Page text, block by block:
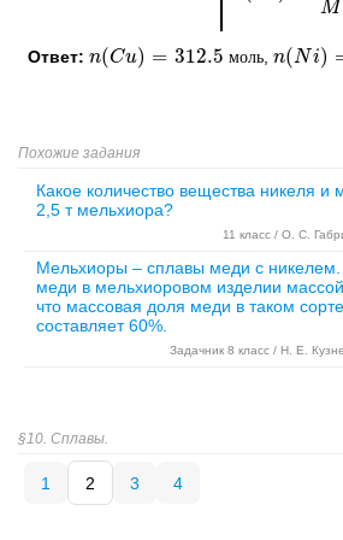
Ответ: n(Cu) = 312.5 моль
n(Cu)=312.5моль ,n(Ni)
n(Ni)=
M
Похожие задания
Какое количество вещества никеля и
2,5 т мельхиора?
11 класс / О. С.
Мельхиоры – сплавы меди с
меди в мельхиоровом изделии массой
что массовая доля меди в таком
составляет 60%.
Задачник 8 класс / Н. Е.
§10. Сплавы.
1 2 3 4